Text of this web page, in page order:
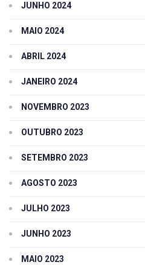
JUNHO 2024
MAIO 2024
ABRIL 2024
JANEIRO 2024
NOVEMBRO 2023
OUTUBRO 2023
SETEMBRO 2023
AGOSTO 2023
JULHO 2023
JUNHO 2023
MAIO 2023